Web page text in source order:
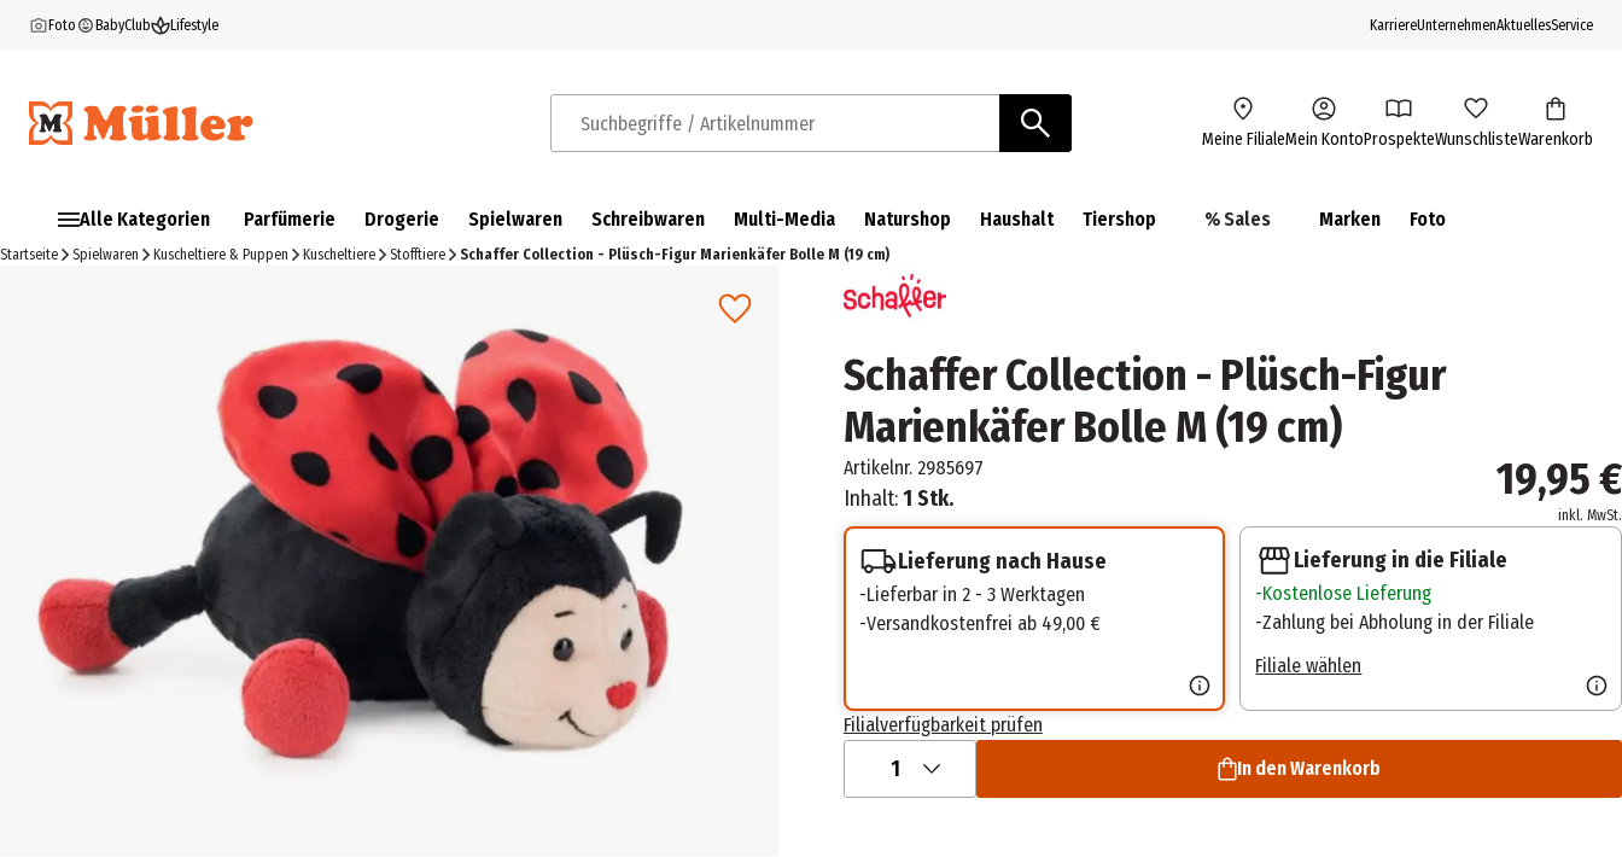
Foto BabyClub Lifestyle KarriereUnternehmenAktuellesService
Suchbegriffe / Artikelnummer Meine FilialeMein KontoProspekteWunschlisteWarenkorb
Alle Kategorien Parfümerie Drogerie Spielwaren Schreibwaren Multi-Media Naturshop Haushalt Tiershop % Sales Marken Foto
Startseite Spielwaren Kuscheltiere & Puppen Kuscheltiere Stofftiere Schaffer Collection - Plüsch-Figur Marienkäfer Bolle M (19 cm)
Schaffer Collection - Plüsch-Figur
Marienkäfer Bolle M (19 cm)
Artikelnr. 2985697
Inhalt:1 Stk. 19,95 €
inkl. MwSt.
Lieferung nach Hause
Lieferbar in 2 - 3 Werktagen
Versandkostenfrei ab 49,00 €
Lieferung in die Filiale
Kostenlose Lieferung
Zahlung bei Abholung in der Filiale
Filiale wählen
Filialverfügbarkeit prüfen
1 In den Warenkorb